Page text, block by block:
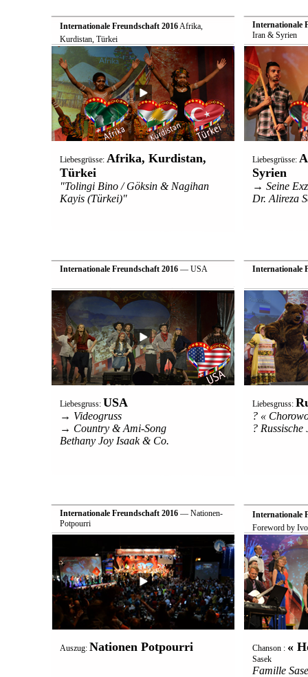
Internationale Freundschaft 2016 Afrika,
Kurdistan, Türkei
Liebesgrüsse: Afrika, Kurdistan,
Türkei
"Tolingi Bino / Göksin & Nagihan
Kayis (Türkei)"
Internationale
Iran & Syrien
Liebesgrüsse:
Syrien
→ Seine
Dr. Alireza
Internationale Freundschaft 2016— USA
Liebesgruss: USA
→ Videogruss
→ Country & Ami-Song
Bethany Joy Isaak & Co.
Internationale
Liebesgruss:
? «
?
Internationale Freundschaft 2016— Nationen-
Potpourri
Auszug: Nationen Potpourri
Internationale
Foreword by
Chanson : «
Sasek
Famille